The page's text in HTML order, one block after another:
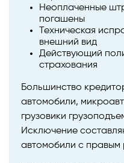
Неоплаченные
погашены
Техническая
внешний вид
Действующий
страхования
Большинство
автомобили,
грузовики
Исключение
автомобили с правым